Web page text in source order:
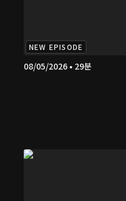
NEW EPISODE
08/05/2026 • 29분